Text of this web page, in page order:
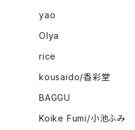
yao
Olya
rice
kousaido/香彩堂
BAGGU
Koike Fumi/小池ふみ